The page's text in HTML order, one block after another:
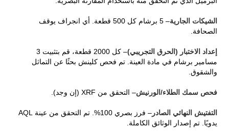
الشيكات الجارية
– 5 برشام كل 500 قطعة. أي انجراف يوقف
الصحافة.
إعداد الاختبار (الحرق التجريبي)
– كل 2000 قطعة، قم بتثبيت 3
مسامير برشام في مادة العينة. تم فحص كلينش بحثًا عن التماثل
والشقوق.
فحص سمك الطلاء/الورنيش– التحقق من XRF (إن وجد).
التفتيش النهائي الصادر
– فرز بصري 100%. تم التحقق من عينة AQL
يدويًا. تم إصدار الوثائق الكاملة.